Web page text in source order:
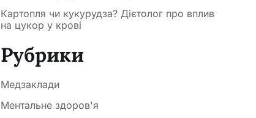
Картопля чи кукурудза? Дієтолог про вплив
на цукор у крові
Рубрики
Медзаклади
Ментальне здоров'я